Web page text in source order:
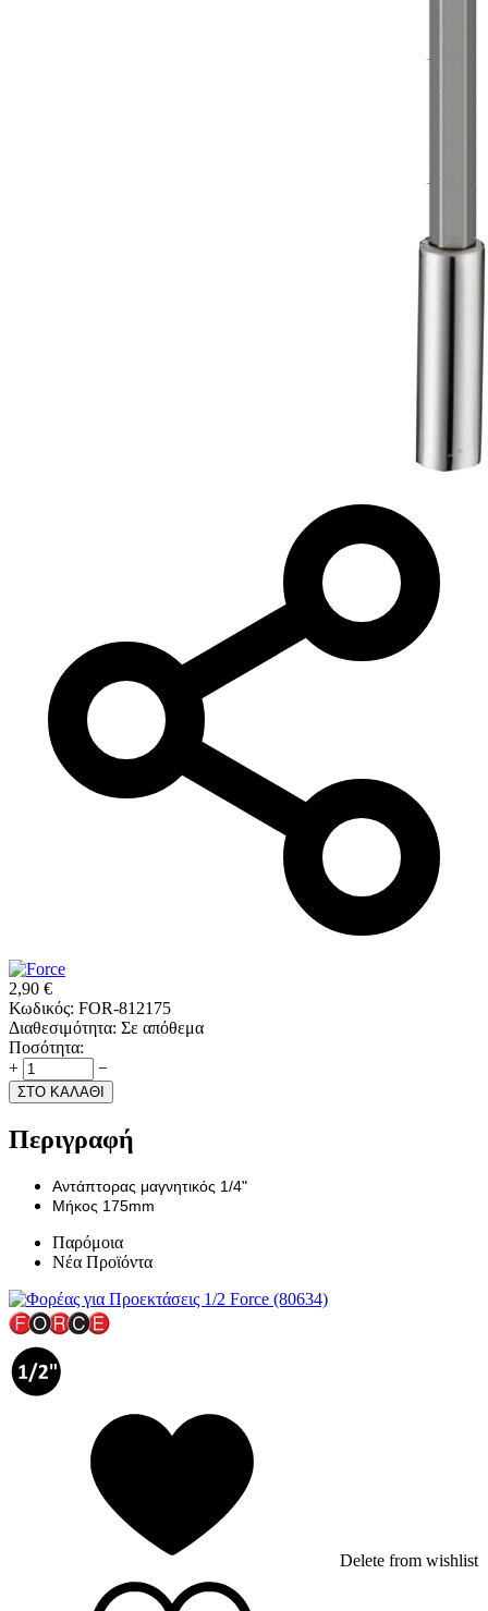
2,90 €
Κωδικός: FOR-812175
Διαθεσιμότητα: Σε απόθεμα
Ποσότητα:
+
−
ΣΤΟ ΚΑΛΑΘΙ
Περιγραφή
Αντάπτορας μαγνητικός 1/4"
Μήκος 175mm
Παρόμοια
Νέα Προϊόντα
Delete from wishlist